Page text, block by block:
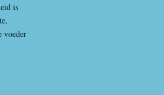
is
voeder